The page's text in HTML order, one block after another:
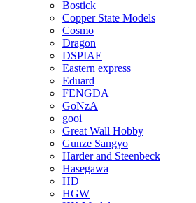
Bostick
Copper State Models
Cosmo
Dragon
DSPIAE
Eastern express
Eduard
FENGDA
GoNzA
gooi
Great Wall Hobby
Gunze Sangyo
Harder and Steenbeck
Hasegawa
HD
HGW